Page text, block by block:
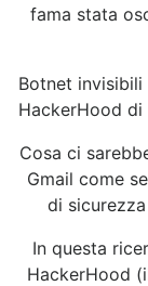
fama stata
Botnet
HackerHood
Cosa ci
Gmail come
di
In questa
HackerHood